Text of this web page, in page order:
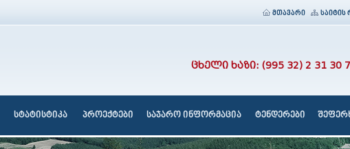
მთავარი საიტის
ცხელი ხაზი: (995 32) 2 31 30
სტატისტიკა პროექტები საჯარო ინფორმაცია ტენდერები